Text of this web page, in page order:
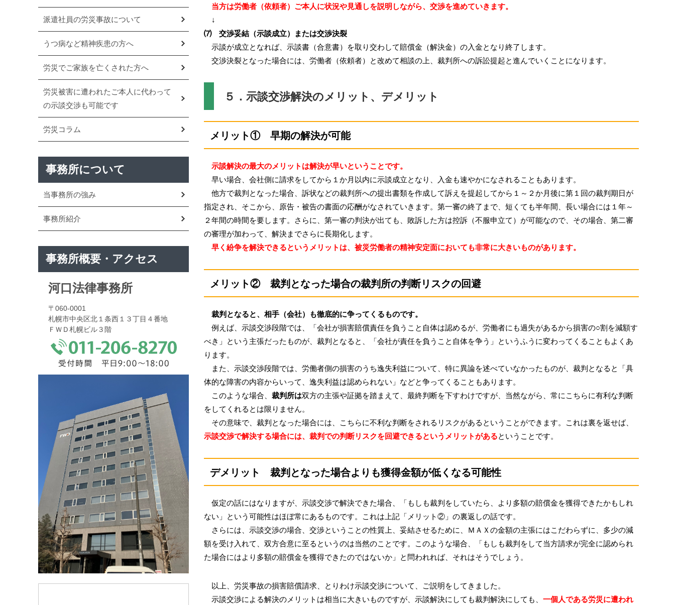
当方は労働者（依頼者）ご本人に状況や見通しを説明しながら、交渉を進めていきます。
↓
⑺ 交渉妥結（示談成立）または交渉決裂
示談が成立となれば、示談書（合意書）を取り交わして賠償金（解決金）の入金となり終了します。
交渉決裂となった場合には、労働者（依頼者）と改めて相談の上、裁判所への訴訟提起と進んでいくことになります。
５．示談交渉解決のメリット、デメリット
メリット① 早期の解決が可能
示談解決の最大のメリットは解決が早いということです。
早い場合、会社側に請求をしてから１か月以内に示談成立となり、入金も速やかになされることもあります。
他方で裁判となった場合、訴状などの裁判所への提出書類を作成して訴えを提起してから１～２か月後に第１回の裁判期日が
指定され、そこから、原告・被告の書面の応酬がなされていきます。第一審の終了まで、短くても半年間、長い場合には１年～
２年間の時間を要します。さらに、第一審の判決が出ても、敗訴した方は控訴（不服申立て）が可能なので、その場合、第二審
の審理が加わって、解決までさらに長期化します。
早く紛争を解決できるというメリットは、被災労働者の精神安定面においても非常に大きいものがあります。
メリット② 裁判となった場合の裁判所の判断リスクの回避
裁判となると、相手（会社）も徹底的に争ってくるものです。
例えば、示談交渉段階では、「会社が損害賠償責任を負うこと自体は認めるが、労働者にも過失があるから損害の○割を減額す
べき」という主張だったものが、裁判となると、「会社が責任を負うこと自体を争う」というふうに変わってくることもよくあ
ります。
また、示談交渉段階では、労働者側の損害のうち逸失利益について、特に異論を述べていなかったものが、裁判となると「具
体的な障害の内容からいって、逸失利益は認められない」などと争ってくることもあります。
このような場合、 裁判所は双方の主張や証拠を踏まえて、最終判断を下すわけですが、当然ながら、常にこちらに有利な判断
をしてくれるとは限りません。
その意味で、裁判となった場合には、こちらに不利な判断をされるリスクがあるということができます。これは裏を返せば、
示談交渉で解決する場合には、裁判での判断リスクを回避できるというメリットがあるということです。
デメリット 裁判となった場合よりも獲得金額が低くなる可能性
仮定の話にはなりますが、示談交渉で解決できた場合、「もしも裁判をしていたら、より多額の賠償金を獲得できたかもしれ
ない」という可能性はほぼ常にあるものです。これは上記「メリット②」の裏返しの話です。
さらには、示談交渉の場合、交渉ということの性質上、妥結させるために、ＭＡＸの金額の主張にはこだわらずに、多少の減
額を受け入れて、双方合意に至るというのは当然のことです。このような場合、「もしも裁判をして当方請求が完全に認められ
た場合にはより多額の賠償金を獲得できたのではないか」と問われれば、それはそうでしょう。
以上、労災事故の損害賠償請求、とりわけ示談交渉について、ご説明をしてきました。
示談交渉による解決のメリットは相当に大きいものですが、示談解決にしても裁判解決にしても、 一個人である労災に遭われ
派遣社員の労災事故について
うつ病など精神疾患の方へ
労災でご家族を亡くされた方へ
労災被害に遭われたご本人に代わって
の示談交渉も可能です
労災コラム
事務所について
当事務所の強み
事務所紹介
事務所概要・アクセス
河口法律事務所
〒060-0001
札幌市中央区北１条西１３丁目４番地
ＦＷＤ札幌ビル３階